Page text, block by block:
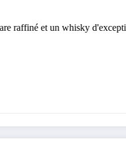
La révolution numérique